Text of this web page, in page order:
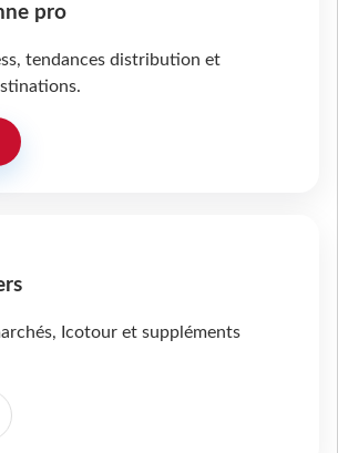
pro
tendances distribution et
Icotour et suppléments